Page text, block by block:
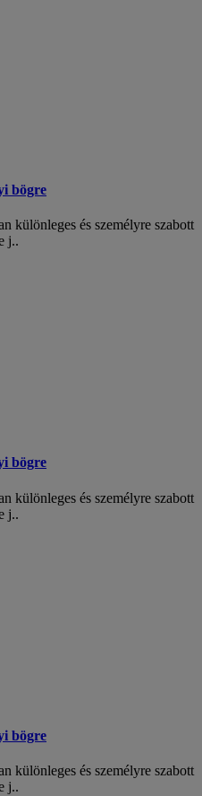
bögre
különleges és személyre szabott
j..
bögre
különleges és személyre szabott
j..
bögre
különleges és személyre szabott
j..